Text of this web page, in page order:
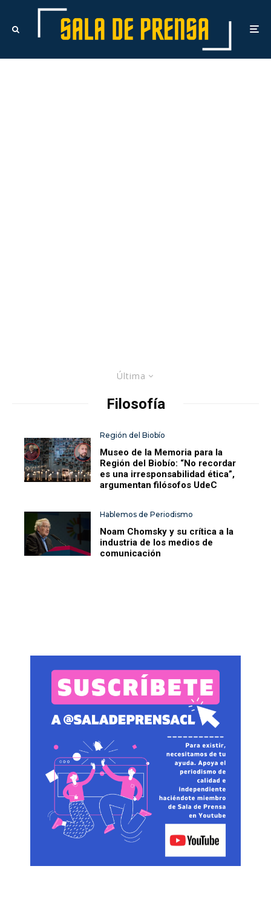
Última
Filosofía
Región del Biobío
Museo de la Memoria para la
Región del Biobío: “No recordar
es una irresponsabilidad ética”,
argumentan filósofos UdeC
Hablemos de Periodismo
Noam Chomsky y su crítica a la
industria de los medios de
comunicación